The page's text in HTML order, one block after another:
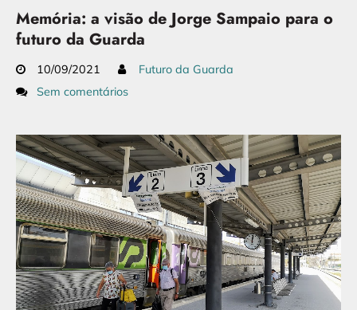
Memória: a visão de Jorge Sampaio para o
futuro da Guarda
10/09/2021
Futuro da Guarda
Sem comentários